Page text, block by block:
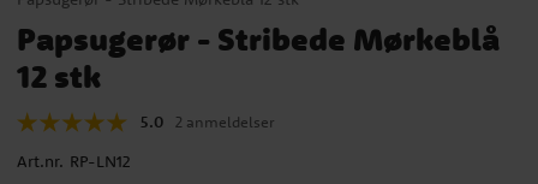
Papsugerør - Stribede Mørkeblå
12 stk
5.0 2 anmeldelser
Art.nr. RP-LN12